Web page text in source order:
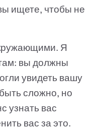
ищете, чтобы не
Я
вы должны
увидеть вашу
сложно, но
узнать вас
вас за это.